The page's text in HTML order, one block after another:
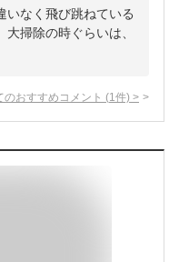
いなく飛び跳ねている
掃除の時ぐらいは、
のおすすめコメント (1 件) >